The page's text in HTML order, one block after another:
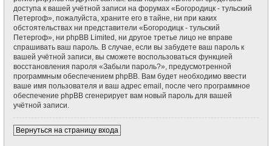
доступа к вашей учётной записи на форумах «Богородицк - тульский
Петергоф», пожалуйста, храните его в тайне, ни при каких
обстоятельствах ни представители «Богородицк - тульский
Петергоф», ни phpBB Limited, ни другое третье лицо не вправе
спрашивать ваш пароль. В случае, если вы забудете ваш пароль к
вашей учётной записи, вы сможете воспользоваться функцией
восстановления пароля «Забыли пароль?», предусмотренной
программным обеспечением phpBB. Вам будет необходимо ввести
ваше имя пользователя и ваш адрес email, после чего программное
обеспечение phpBB сгенерирует вам новый пароль для вашей
учётной записи.
Вернуться на страницу входа